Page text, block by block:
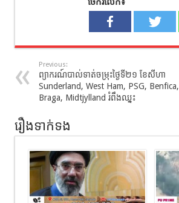
Previous:
ព្យាករណ៍បាល់ទាត់ចម្រុះថ្ងៃទី២១ ខែសីហា
Sunderland​, West Ham, PSG, Benfica,
Braga, Midtjylland រំពឹងឈ្នះ
រឿងទាក់ទង